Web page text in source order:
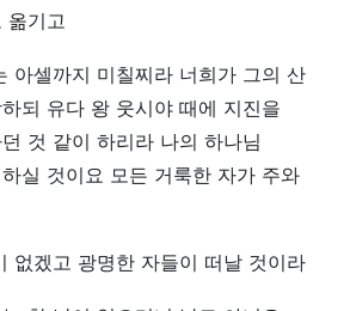
옮기고
아셀까지 미칠찌라 너희가 그의 산
되 유다 왕 웃시야 때에 지진을
것 같이 하리라 나의 하나님
실 것이요 모든 거룩한 자가 주와
없겠고 광명한 자들이 떠날 것이라